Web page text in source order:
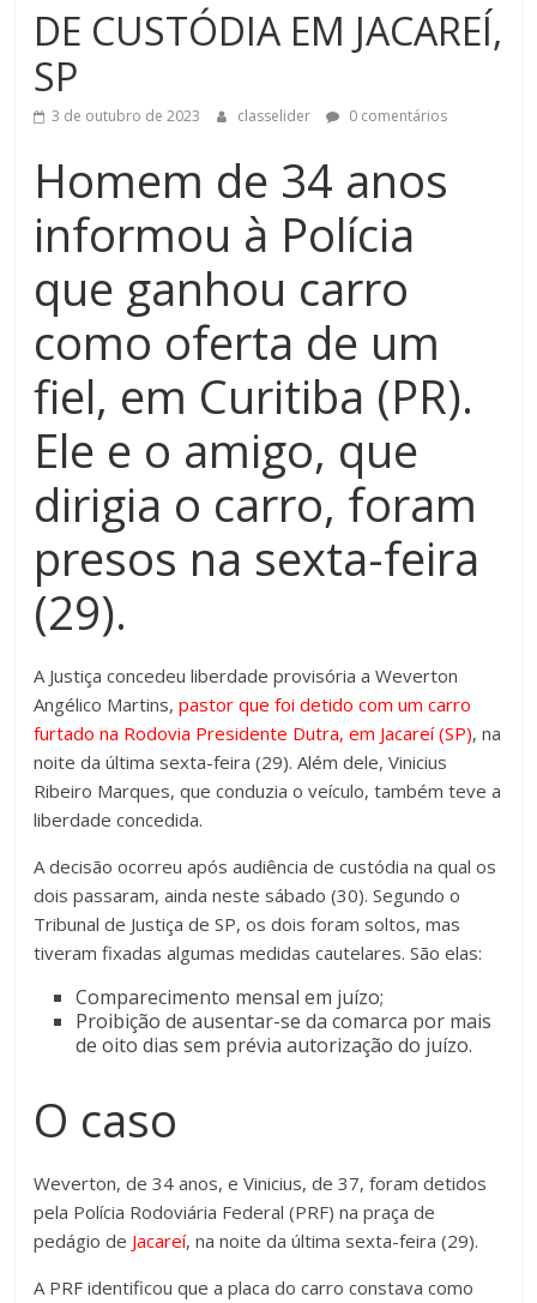
DE CUSTÓDIA EM JACAREÍ,
SP
3 de outubro de 2023 classelider 0 comentários
Homem de 34 anos
informou à Polícia
que ganhou carro
como oferta de um
fiel, em Curitiba (PR).
Ele e o amigo, que
dirigia o carro, foram
presos na sexta-feira
(29).
A Justiça concedeu liberdade provisória a Weverton
Angélico Martins,pastor que foi detido com um carro
furtado na Rodovia Presidente Dutra, em Jacareí (SP), na
noite da última sexta-feira (29). Além dele, Vinicius
Ribeiro Marques, que conduzia o veículo, também teve a
liberdade concedida.
A decisão ocorreu após audiência de custódia na qual os
dois passaram, ainda neste sábado (30). Segundo o
Tribunal de Justiça de SP, os dois foram soltos, mas
tiveram fixadas algumas medidas cautelares. São elas:
Comparecimento mensal em juízo;
Proibição de ausentar-se da comarca por mais
de oito dias sem prévia autorização do juízo.
O caso
Weverton, de 34 anos, e Vinicius, de 37, foram detidos
pela Polícia Rodoviária Federal (PRF) na praça de
pedágio de Jacareí, na noite da última sexta-feira (29).
A PRF identificou que a placa do carro constava como